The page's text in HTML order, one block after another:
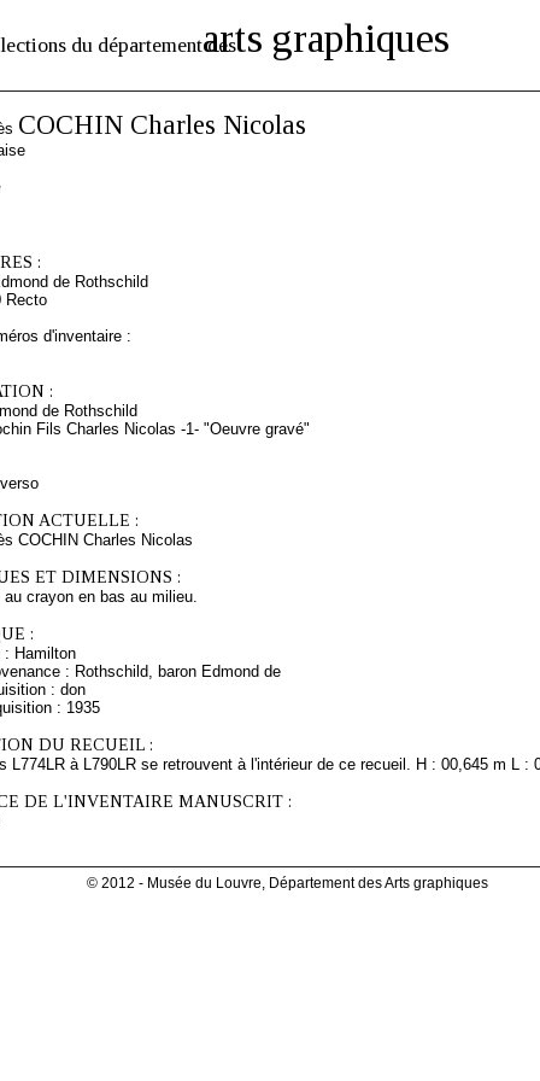
du département desarts graphiques
COCHIN Charles Nicolas
:
de Rothschild
Recto
d'inventaire :
:
de Rothschild
Fils Charles Nicolas -1- "Oeuvre gravé"
ACTUELLE :
COCHIN Charles Nicolas
ET DIMENSIONS :
au crayon en bas au milieu.
:
: Hamilton
: Rothschild, baron Edmond de
: don
: 1935
DU RECUEIL :
L774LR à L790LR se retrouvent à l'intérieur de ce recueil. H : 00,645 m L
DE L'INVENTAIRE MANUSCRIT :
© 2012 - Musée du Louvre, Département des Arts graphiques